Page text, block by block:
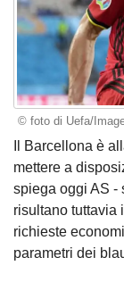
© foto di Uefa/
Il Barcellona è
mettere a
spiega oggi AS -
risultano tuttavia
richieste
parametri dei